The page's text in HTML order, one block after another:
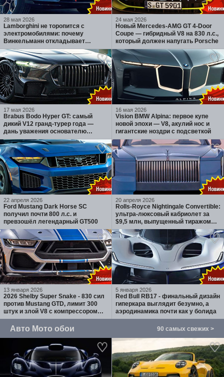
28 мая 2026
Lamborghini не торопится с
электромобилями: почему
Винкельманн откладывает
Lanzador и ставит на гибриды
24 мая 2026
Новый Mercedes-AMG GT 4-Door
Coupe — гибридный V8 на 830 л.с.,
который должен напугать Porsche
17 мая 2026
Brabus Bodo Hyper GT: самый
дикий V12 гранд-турер года —
дань уважения основателю
бренда
16 мая 2026
Vision BMW Alpina: первое купе
новой эпохи — V8, акулий нос и
гигантские ноздри с подсветкой
22 апреля 2026
Ford Mustang Dark Horse SC
получил почти 800 л.с. и
превзошёл легендарный GT500
20 апреля 2026
Rolls-Royce Nightingale Convertible:
ультра-люксовый кабриолет за
$9,5 млн, выпущенный тиражом
100 экземпляров
13 января 2026
2026 Shelby Super Snake - 830 сил
против Mustang GTD, лимит 300
штук и злой V8 с компрессором
Whipple
5 января 2026
Red Bull RB17 - финальный дизайн
гиперкара выглядит безумно, а
аэродинамика почти как у болида
Авто Мото обои 90 самых свежих >